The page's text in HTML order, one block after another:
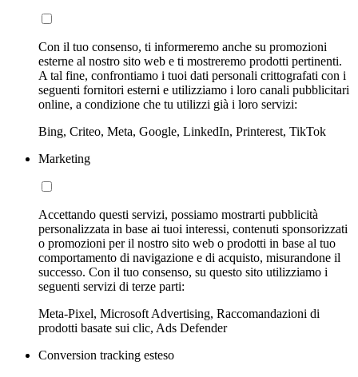
Con il tuo consenso, ti informeremo anche su promozioni
esterne al nostro sito web e ti mostreremo prodotti pertinenti.
A tal fine, confrontiamo i tuoi dati personali crittografati con i
seguenti fornitori esterni e utilizziamo i loro canali pubblicitari
online, a condizione che tu utilizzi già i loro servizi:
Bing, Criteo, Meta, Google, LinkedIn, Printerest, TikTok
Marketing
Accettando questi servizi, possiamo mostrarti pubblicità
personalizzata in base ai tuoi interessi, contenuti sponsorizzati
o promozioni per il nostro sito web o prodotti in base al tuo
comportamento di navigazione e di acquisto, misurandone il
successo. Con il tuo consenso, su questo sito utilizziamo i
seguenti servizi di terze parti:
Meta-Pixel, Microsoft Advertising, Raccomandazioni di
prodotti basate sui clic, Ads Defender
Conversion tracking esteso